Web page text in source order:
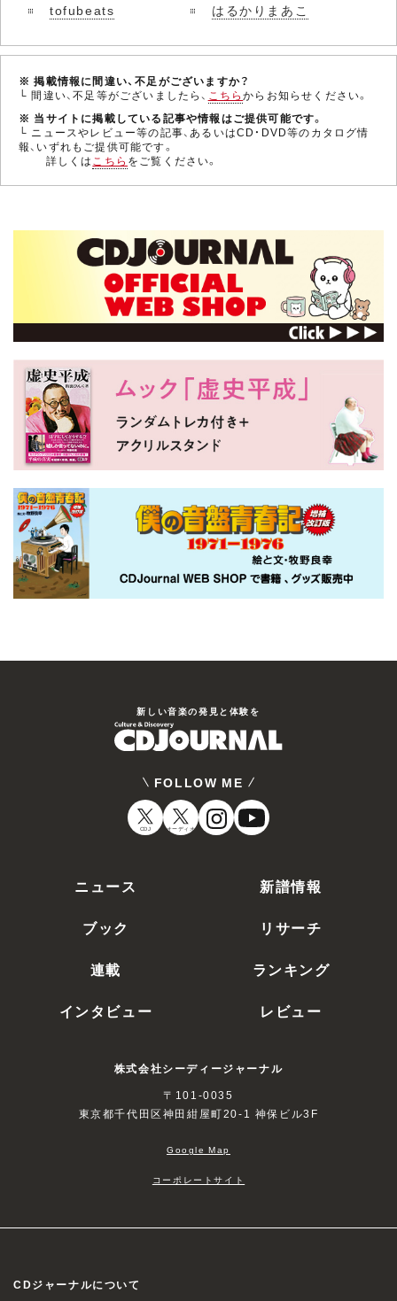
tofubeats
はるかりまあこ
※ 掲載情報に間違い、不足がございますか？
└ 間違い、不足等がございましたら、 こちらからお知らせください。
※ 当サイトに掲載している記事や情報はご提供可能です。
└ ニュースやレビュー等の記事、あるいはCD・DVD等のカタログ情
報、いずれもご提供可能です。
詳しくはこちら をご覧ください。
新しい⾳楽の発⾒と体験を
FOLLOW ME
CDJ オーディオ
ニュース
新譜情報
ブック
リサーチ
連載
ランキング
インタビュー
レビュー
株式会社シーディージャーナル
〒101-0035
東京都千代田区神田紺屋町20-1 神保ビル3F
Google Map
コーポレートサイト
CDジャーナルについて